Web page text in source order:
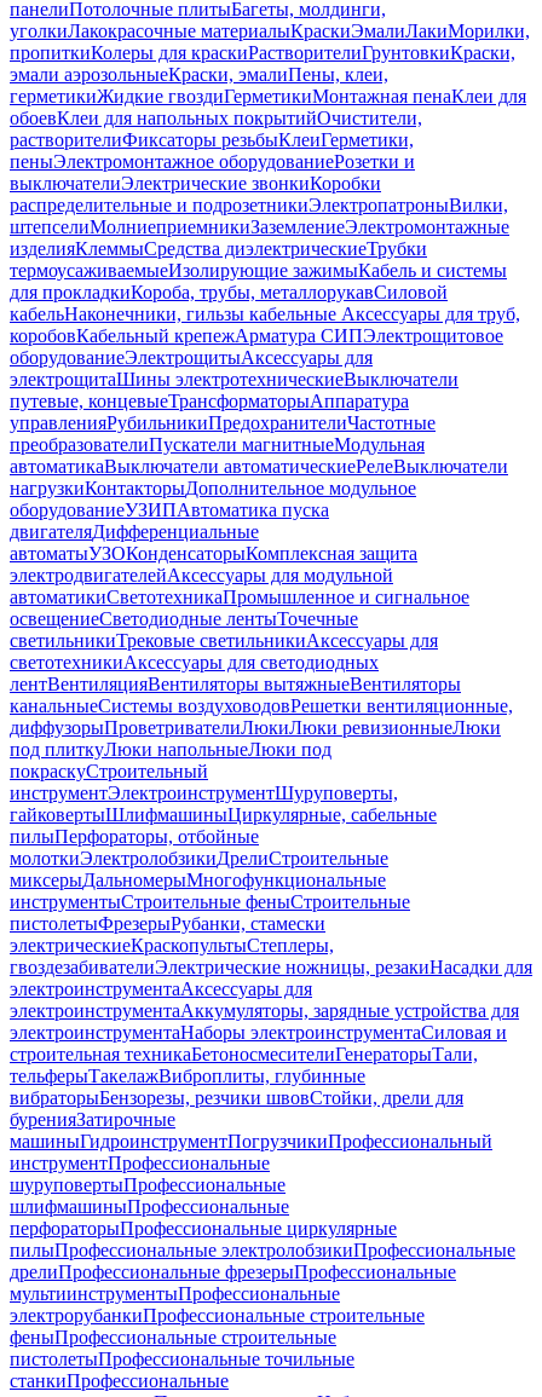
панелиПотолочные плитыБагеты, молдинги,
уголкиЛакокрасочные материалыКраскиЭмалиЛакиМорилки,
пропиткиКолеры для краскиРастворителиГрунтовкиКраски,
эмали аэрозольныеКраски, эмалиПены, клеи,
герметикиЖидкие гвоздиГерметикиМонтажная пенаКлеи для
обоевКлеи для напольных покрытийОчистители,
растворителиФиксаторы резьбыКлеиГерметики,
пеныЭлектромонтажное оборудованиеРозетки и
выключателиЭлектрические звонкиКоробки
распределительные и подрозетникиЭлектропатроныВилки,
штепселиМолниеприемникиЗаземлениеЭлектромонтажные
изделияКлеммыСредства диэлектрическиеТрубки
термоусаживаемыеИзолирующие зажимыКабель и системы
для прокладкиКороба, трубы, металлорукавСиловой
кабельНаконечники, гильзы кабельные Аксессуары для труб,
коробовКабельный крепежАрматура СИПЭлектрощитовое
оборудованиеЭлектрощитыАксессуары для
электрощитаШины электротехническиеВыключатели
путевые, концевыеТрансформаторыАппаратура
управленияРубильникиПредохранителиЧастотные
преобразователиПускатели магнитныеМодульная
автоматикаВыключатели автоматическиеРелеВыключатели
нагрузкиКонтакторыДополнительное модульное
оборудованиеУЗИПАвтоматика пуска
двигателяДифференциальные
автоматыУЗОКонденсаторыКомплексная защита
электродвигателейАксессуары для модульной
автоматикиСветотехникаПромышленное и сигнальное
освещениеСветодиодные лентыТочечные
светильникиТрековые светильникиАксессуары для
светотехникиАксессуары для светодиодных
лентВентиляцияВентиляторы вытяжныеВентиляторы
канальныеСистемы воздуховодовРешетки вентиляционные,
диффузорыПроветривателиЛюкиЛюки ревизионныеЛюки
под плиткуЛюки напольныеЛюки под
покраскуСтроительный
инструментЭлектроинструментШуруповерты,
гайковертыШлифмашиныЦиркулярные, сабельные
пилыПерфораторы, отбойные
молоткиЭлектролобзикиДрелиСтроительные
миксерыДальномерыМногофункциональные
инструментыСтроительные феныСтроительные
пистолетыФрезерыРубанки, стамески
электрическиеКраскопультыСтеплеры,
гвоздезабивателиЭлектрические ножницы, резакиНасадки для
электроинструментаАксессуары для
электроинструментаАккумуляторы, зарядные устройства для
электроинструментаНаборы электроинструментаСиловая и
строительная техникаБетоносмесителиГенераторыТали,
тельферыТакелажВиброплиты, глубинные
вибраторыБензорезы, резчики швовСтойки, дрели для
буренияЗатирочные
машиныГидроинструментПогрузчикиПрофессиональный
инструментПрофессиональные
шуруповертыПрофессиональные
шлифмашиныПрофессиональные
перфораторыПрофессиональные циркулярные
пилыПрофессиональные электролобзикиПрофессиональные
дрелиПрофессиональные фрезерыПрофессиональные
мультиинструментыПрофессиональные
электрорубанкиПрофессиональные строительные
феныПрофессиональные строительные
пистолетыПрофессиональные точильные
станкиПрофессиональные